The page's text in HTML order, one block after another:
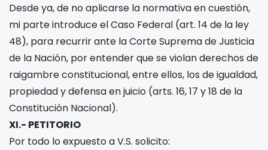
Desde ya, de no aplicarse la normativa en cuestión,
mi parte introduce el Caso Federal (art. 14 de la ley
48), para recurrir ante la Corte Suprema de Justicia
de la Nación, por entender que se violan derechos de
raigambre constitucional, entre ellos, los de igualdad,
propiedad y defensa en juicio (arts. 16, 17 y 18 de la
Constitución Nacional).
XI.- PETITORIO
Por todo lo expuesto a V.S. solicito: